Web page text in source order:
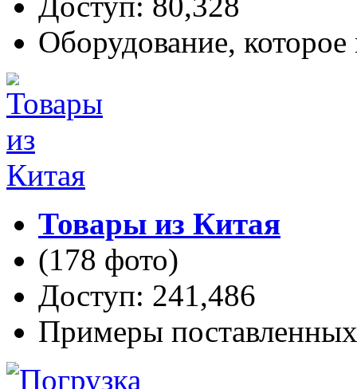
Оборудование,
Товары из Китая
(178 фото)
Доступ: 241,486
Примеры